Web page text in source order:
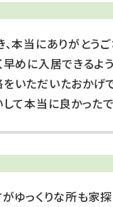
本当にありがとう
めに入居できるよ
いただいたおかげ
て本当に良かったで
ゆっくりな所も家